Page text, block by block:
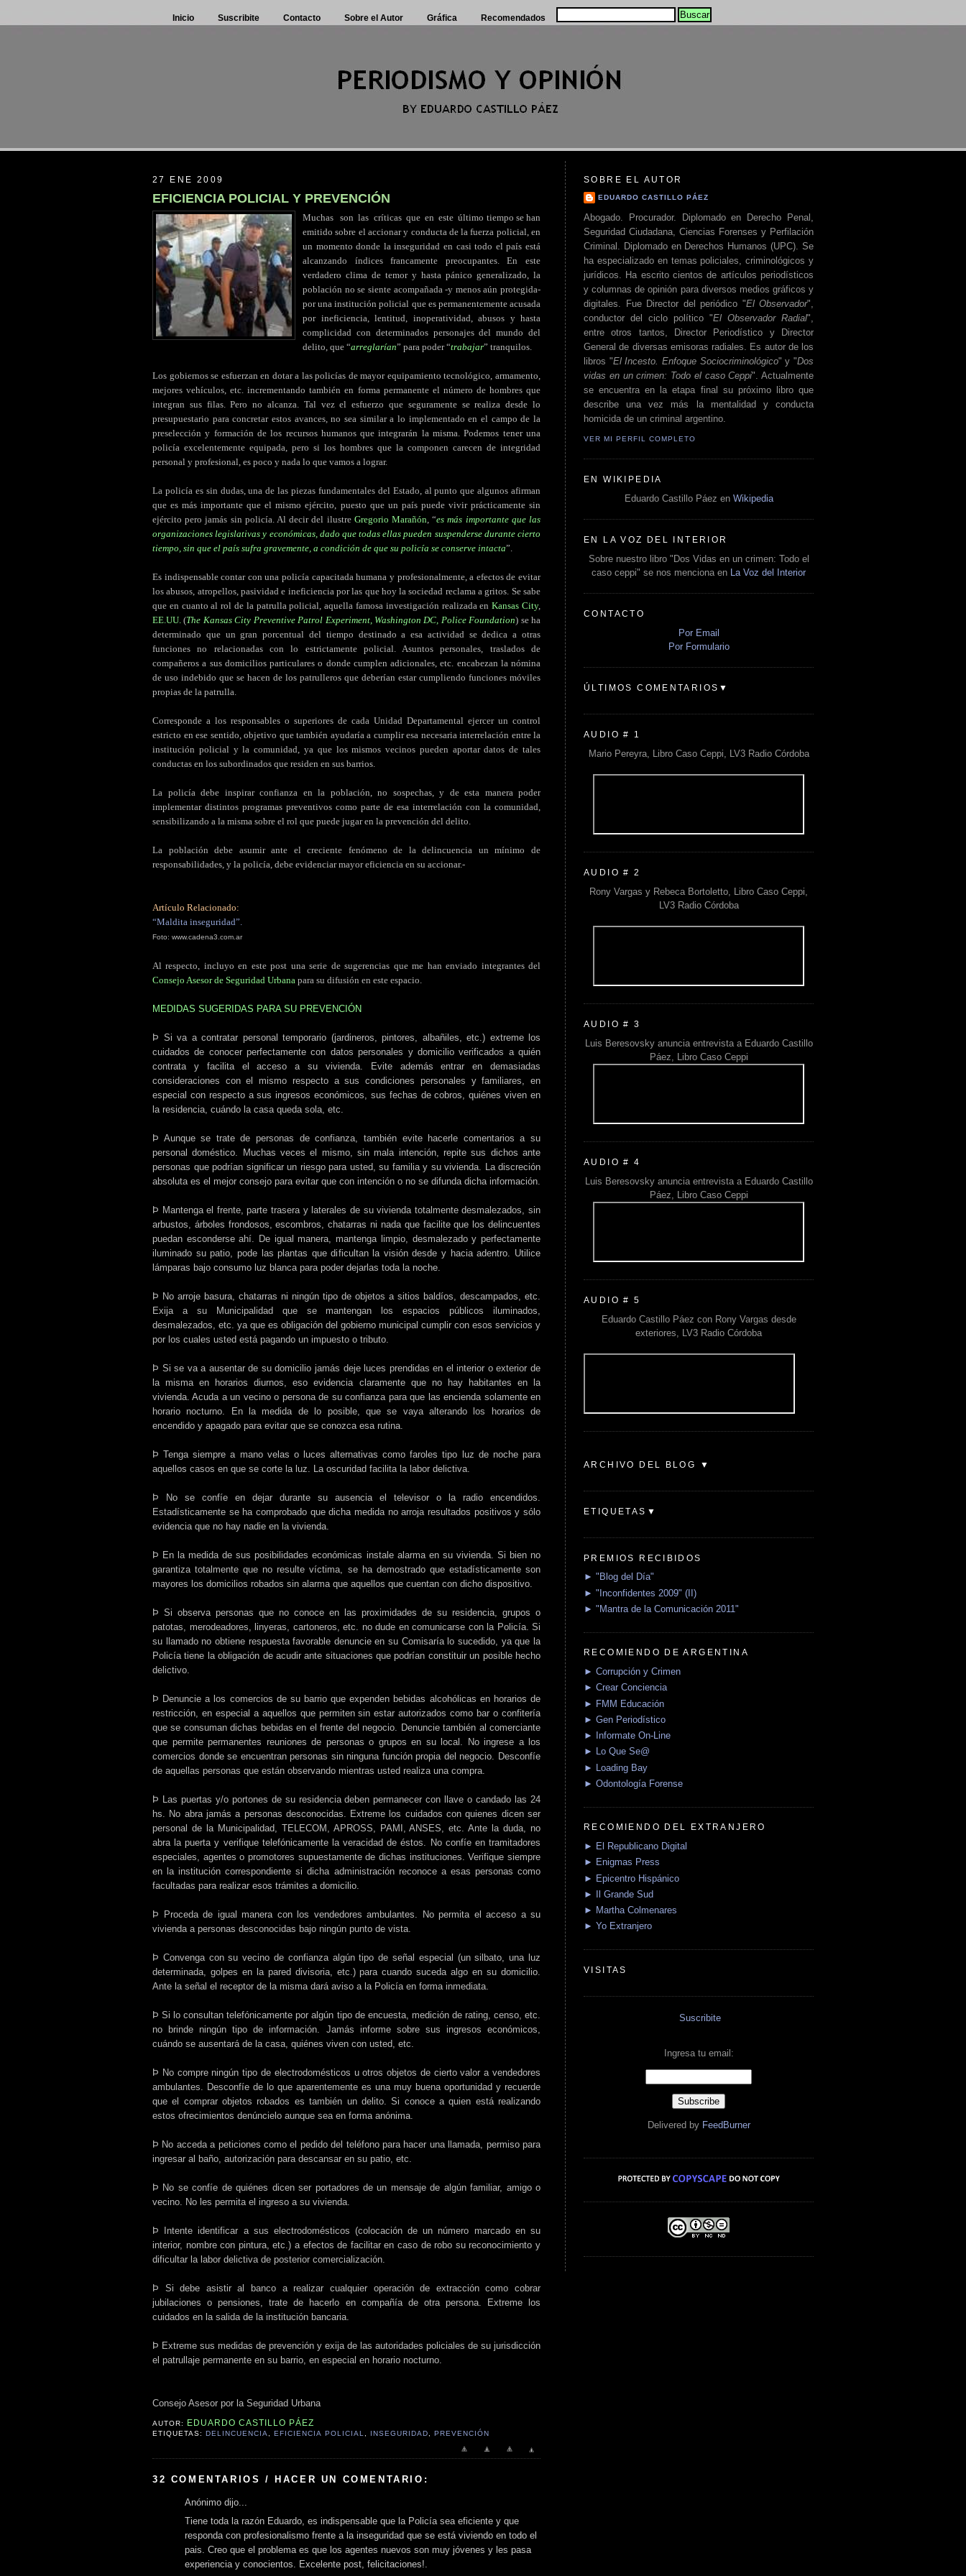
Inicio Suscribite Contacto Sobre el Autor Gráfica Recomendados
27 ENE 2009
EFICIENCIA POLICIAL Y PREVENCIÓN
Muchas ..son .las críticas. que .en .este último tiempo se han
emitido sobre el accionar y conducta de la fuerza policial, en
un momento donde la inseguridad en casi todo el país está
alcanzando índices francamente preocupantes. En este
verdadero clima de temor y hasta pánico generalizado, la
población no se siente acompañada -y menos aún protegida-
por una institución policial que es permanentemente acusada
por ineficiencia, lentitud, inoperatividad, abusos y hasta
complicidad con determinados personajes del mundo del
delito, que “arreglarían” para poder “trabajar” tranquilos.
Los gobiernos se esfuerzan en dotar a las policías de mayor equipamiento tecnológico, armamento,
mejores vehículos, etc. incrementando también en forma permanente el número de hombres que
integran sus filas. Pero no alcanza. Tal vez el esfuerzo que seguramente se realiza desde lo
presupuestario para concretar estos avances, no sea similar a lo implementado en el campo de la
preselección y formación de los recursos humanos que integrarán la misma. Podemos tener una
policía excelentemente equipada, pero si los hombres que la componen carecen de integridad
personal y profesional, es poco y nada lo que vamos a lograr.
La policía es sin dudas, una de las piezas fundamentales del Estado, al punto que algunos afirman
que es más importante que el mismo ejército, puesto que un país puede vivir prácticamente sin
ejército pero jamás sin policía. Al decir del ilustre Gregorio Marañón, “es más importante que las
organizaciones legislativas y económicas, dado que todas ellas pueden suspenderse durante cierto
tiempo, sin que el país sufra gravemente, a condición de que su policía se conserve intacta”.
Es indispensable contar con una policía capacitada humana y profesionalmente, a efectos de evitar
los abusos, atropellos, pasividad e ineficiencia por las que hoy la sociedad reclama a gritos. Se sabe
que en cuanto al rol de la patrulla policial, aquella famosa investigación realizada enKansas City,
EE.UU. (The Kansas City Preventive Patrol Experiment, Washington DC, Police Foundation) se ha
determinado que un gran porcentual del tiempo destinado a esa actividad se dedica a otras
funciones no relacionadas con lo estrictamente policial. Asuntos personales, traslados de
compañeros a sus domicilios particulares o donde cumplen adicionales, etc. encabezan la nómina
de uso indebido que se hacen de los patrulleros que deberían estar cumpliendo funciones móviles
propias de la patrulla.
Corresponde a los responsables o superiores de cada Unidad Departamental ejercer un control
estricto en ese sentido, objetivo que también ayudaría a cumplir esa necesaria interrelación entre la
institución policial y la comunidad, ya que los mismos vecinos pueden aportar datos de tales
conductas en los subordinados que residen en sus barrios.
La policía debe inspirar confianza en la población, no sospechas, y de esta manera poder
implementar distintos programas preventivos como parte de esa interrelación con la comunidad,
sensibilizando a la misma sobre el rol que puede jugar en la prevención del delito.
La población debe asumir ante el creciente fenómeno de la delincuencia un mínimo de
responsabilidades, y la policía, debe evidenciar mayor eficiencia en su accionar.-
Artículo Relacionado:
“Maldita inseguridad”.
Foto: www.cadena3.com.ar
Al respecto, incluyo en este post una serie de sugerencias que me han enviado integrantes del
Consejo Asesor de Seguridad Urbana para su difusión en este espacio.
MEDIDAS SUGERIDAS PARA SU PREVENCIÓN
Þ Si va a contratar personal temporario (jardineros, pintores, albañiles, etc.) extreme los
cuidados de conocer perfectamente con datos personales y domicilio verificados a quién
contrata y facilita el acceso a su vivienda. Evite además entrar en demasiadas
consideraciones con el mismo respecto a sus condiciones personales y familiares, en
especial con respecto a sus ingresos económicos, sus fechas de cobros, quiénes viven en
la residencia, cuándo la casa queda sola, etc.
Þ Aunque se trate de personas de confianza, también evite hacerle comentarios a su
personal doméstico. Muchas veces el mismo, sin mala intención, repite sus dichos ante
personas que podrían significar un riesgo para usted, su familia y su vivienda. La discreción
absoluta es el mejor consejo para evitar que con intención o no se difunda dicha información.
Þ Mantenga el frente, parte trasera y laterales de su vivienda totalmente desmalezados, sin
arbustos, árboles frondosos, escombros, chatarras ni nada que facilite que los delincuentes
puedan esconderse ahí. De igual manera, mantenga limpio, desmalezado y perfectamente
iluminado su patio, pode las plantas que dificultan la visión desde y hacia adentro. Utilice
lámparas bajo consumo luz blanca para poder dejarlas toda la noche.
Þ No arroje basura, chatarras ni ningún tipo de objetos a sitios baldíos, descampados, etc.
Exija a su Municipalidad que se mantengan los espacios públicos iluminados,
desmalezados, etc. ya que es obligación del gobierno municipal cumplir con esos servicios y
por los cuales usted está pagando un impuesto o tributo.
Þ Si se va a ausentar de su domicilio jamás deje luces prendidas en el interior o exterior de
la misma en horarios diurnos, eso evidencia claramente que no hay habitantes en la
vivienda. Acuda a un vecino o persona de su confianza para que las encienda solamente en
horario nocturno. En la medida de lo posible, que se vaya alterando los horarios de
encendido y apagado para evitar que se conozca esa rutina.
Þ Tenga siempre a mano velas o luces alternativas como faroles tipo luz de noche para
aquellos casos en que se corte la luz. La oscuridad facilita la labor delictiva.
Þ No se confíe en dejar durante su ausencia el televisor o la radio encendidos.
Estadísticamente se ha comprobado que dicha medida no arroja resultados positivos y sólo
evidencia que no hay nadie en la vivienda.
Þ En la medida de sus posibilidades económicas instale alarma en su vivienda. Si bien no
garantiza totalmente que no resulte víctima, se ha demostrado que estadísticamente son
mayores los domicilios robados sin alarma que aquellos que cuentan con dicho dispositivo.
Þ Si observa personas que no conoce en las proximidades de su residencia, grupos o
patotas, merodeadores, linyeras, cartoneros, etc. no dude en comunicarse con la Policía. Si
su llamado no obtiene respuesta favorable denuncie en su Comisaría lo sucedido, ya que la
Policía tiene la obligación de acudir ante situaciones que podrían constituir un posible hecho
delictivo.
Þ Denuncie a los comercios de su barrio que expenden bebidas alcohólicas en horarios de
restricción, en especial a aquellos que permiten sin estar autorizados como bar o confitería
que se consuman dichas bebidas en el frente del negocio. Denuncie también al comerciante
que permite permanentes reuniones de personas o grupos en su local. No ingrese a los
comercios donde se encuentran personas sin ninguna función propia del negocio. Desconfíe
de aquellas personas que están observando mientras usted realiza una compra.
Þ Las puertas y/o portones de su residencia deben permanecer con llave o candado las 24
hs. No abra jamás a personas desconocidas. Extreme los cuidados con quienes dicen ser
personal de la Municipalidad, TELECOM, APROSS, PAMI, ANSES, etc. Ante la duda, no
abra la puerta y verifique telefónicamente la veracidad de éstos. No confíe en tramitadores
especiales, agentes o promotores supuestamente de dichas instituciones. Verifique siempre
en la institución correspondiente si dicha administración reconoce a esas personas como
facultadas para realizar esos trámites a domicilio.
Þ Proceda de igual manera con los vendedores ambulantes. No permita el acceso a su
vivienda a personas desconocidas bajo ningún punto de vista.
Þ Convenga con su vecino de confianza algún tipo de señal especial (un silbato, una luz
determinada, golpes en la pared divisoria, etc.) para cuando suceda algo en su domicilio.
Ante la señal el receptor de la misma dará aviso a la Policía en forma inmediata.
Þ Si lo consultan telefónicamente por algún tipo de encuesta, medición de rating, censo, etc.
no brinde ningún tipo de información. Jamás informe sobre sus ingresos económicos,
cuándo se ausentará de la casa, quiénes viven con usted, etc.
Þ No compre ningún tipo de electrodomésticos u otros objetos de cierto valor a vendedores
ambulantes. Desconfíe de lo que aparentemente es una muy buena oportunidad y recuerde
que el comprar objetos robados es también un delito. Si conoce a quien está realizando
estos ofrecimientos denúncielo aunque sea en forma anónima.
Þ No acceda a peticiones como el pedido del teléfono para hacer una llamada, permiso para
ingresar al baño, autorización para descansar en su patio, etc.
Þ No se confíe de quiénes dicen ser portadores de un mensaje de algún familiar, amigo o
vecino. No les permita el ingreso a su vivienda.
Þ Intente identificar a sus electrodomésticos (colocación de un número marcado en su
interior, nombre con pintura, etc.) a efectos de facilitar en caso de robo su reconocimiento y
dificultar la labor delictiva de posterior comercialización.
Þ Si debe asistir al banco a realizar cualquier operación de extracción como cobrar
jubilaciones o pensiones, trate de hacerlo en compañía de otra persona. Extreme los
cuidados en la salida de la institución bancaria.
Þ Extreme sus medidas de prevención y exija de las autoridades policiales de su jurisdicción
el patrullaje permanente en su barrio, en especial en horario nocturno.
Consejo Asesor por la Seguridad Urbana
AUTOR: EDUARDO CASTILLO PÁEZ
ETIQUETAS:DELINCUENCIA ,EFICIENCIA POLICIAL INSEGURIDAD PREVENCIÓN
32 COMENTARIOS / HACER UN COMENTARIO:
Anónimo dijo...
Tiene toda la razón Eduardo, es indispensable que la Policía sea eficiente y que
responda con profesionalismo frente a la inseguridad que se está viviendo en todo el
pais. Creo que el problema es que los agentes nuevos son muy jóvenes y les pasa
experiencia y conocientos. Excelente post, felicitaciones!.
SOBRE EL AUTOR
EDUARDO CASTILLO PÁEZ
Abogado. Procurador. Diplomado en Derecho Penal,
Seguridad Ciudadana, Ciencias Forenses y Perfilación
Criminal. Diplomado en Derechos Humanos (UPC). Se
ha especializado en temas policiales, criminológicos y
jurídicos. Ha escrito cientos de artículos periodísticos
y columnas de opinión para diversos medios gráficos y
digitales. Fue Director del periódico "El Observador",
conductor del ciclo político "El Observador Radial",
entre otros tantos, Director Periodístico y Director
General de diversas emisoras radiales. Es autor de los
libros "El Incesto. Enfoque Sociocriminológico" y "Dos
vidas en un crimen: Todo el caso Ceppi". Actualmente
se encuentra en la etapa final su próximo libro que
describe una vez más la mentalidad y conducta
homicida de un criminal argentino.
VER MI PERFIL COMPLETO
EN WIKIPEDIA
Eduardo Castillo Páez en Wikipedia
EN LA VOZ DEL INTERIOR
Sobre nuestro libro "Dos Vidas en un crimen: Todo el
caso ceppi" se nos menciona en
La Voz del Interior
CONTACTO
Por Email
Por Formulario
ÚLTIMOS COMENTARIOS▼
AUDIO # 1
Mario Pereyra, Libro Caso Ceppi, LV3 Radio Córdoba
AUDIO # 2
Rony Vargas y Rebeca Bortoletto, Libro Caso Ceppi,
LV3 Radio Córdoba
AUDIO # 3
Luis Beresovsky anuncia entrevista a Eduardo Castillo
Páez, Libro Caso Ceppi
AUDIO # 4
Luis Beresovsky anuncia entrevista a Eduardo Castillo
Páez, Libro Caso Ceppi
AUDIO # 5
Eduardo Castillo Páez con Rony Vargas desde
exteriores, LV3 Radio Córdoba
ARCHIVO DEL BLOG ▼
ETIQUETAS▼
PREMIOS RECIBIDOS
► "Blog del Día"
► "Inconfidentes 2009" (II)
► "Mantra de la Comunicación 2011"
RECOMIENDO DE ARGENTINA
► Corrupción y Crimen
► Crear Conciencia
► FMM Educación
► Gen Periodístico
► Informate On-Line
► Lo Que Se@
► Loading Bay
► Odontología Forense
RECOMIENDO DEL EXTRANJERO
► El Republicano Digital
► Enigmas Press
► Epicentro Hispánico
► Il Grande Sud
► Martha Colmenares
► Yo Extranjero
VISITAS
Suscribite
Ingresa tu email:
Delivered by FeedBurner